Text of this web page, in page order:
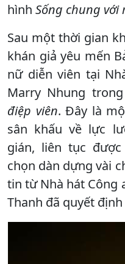
hình Sống chung với
Sau một thời gian
khán giả yêu mến
nữ diễn viên tại
Marry Nhung
điệp viên. Đây là
sân khấu về lực
gián, liên tục
chọn dàn dựng vài
tin từ Nhà hát Công
Thanh đã quyết